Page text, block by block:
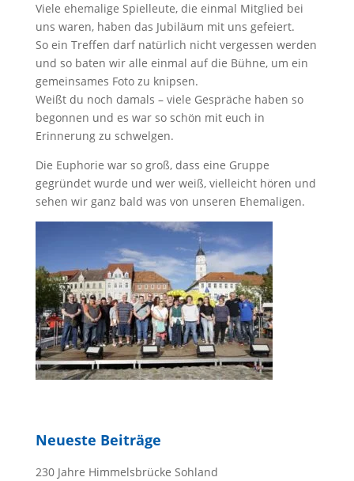
Viele ehemalige Spielleute, die einmal Mitglied bei
uns waren, haben das Jubiläum mit uns gefeiert.
So ein Treffen darf natürlich nicht vergessen werden
und so baten wir alle einmal auf die Bühne, um ein
gemeinsames Foto zu knipsen.
Weißt du noch damals – viele Gespräche haben so
begonnen und es war so schön mit euch in
Erinnerung zu schwelgen.
Die Euphorie war so groß, dass eine Gruppe
gegründet wurde und wer weiß, vielleicht hören und
sehen wir ganz bald was von unseren Ehemaligen.
Neueste Beiträge
230 Jahre Himmelsbrücke Sohland